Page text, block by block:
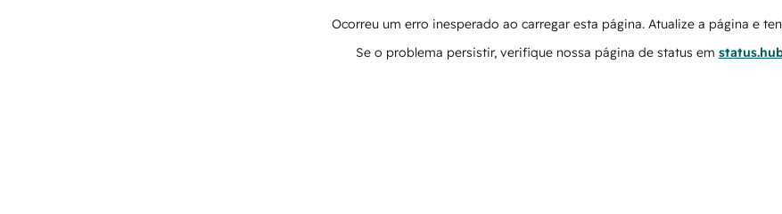
Ocorreu um erro inesperado ao carregar esta página. Atualize a página e
Se o problema persistir, verifique nossa página de status em